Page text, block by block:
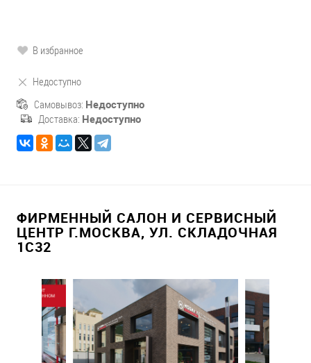
В избранное
Недоступно
Самовывоз: Недоступно
Доставка: Недоступно
ФИРМЕННЫЙ САЛОН И СЕРВИСНЫЙ
ЦЕНТР Г.МОСКВА, УЛ. СКЛАДОЧНАЯ
1С32